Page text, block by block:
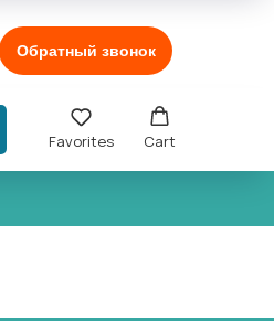
Обратный звонок
Favorites Cart